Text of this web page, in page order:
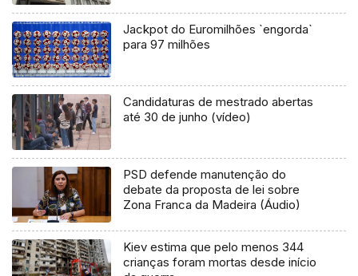
Jackpot do Euromilhões `engorda`
para 97 milhões
Candidaturas de mestrado abertas
até 30 de junho (vídeo)
PSD defende manutenção do
debate da proposta de lei sobre
Zona Franca da Madeira (Áudio)
Kiev estima que pelo menos 344
crianças foram mortas desde início